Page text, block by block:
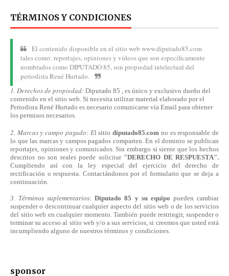
TÉRMINOS Y CONDICIONES
El contenido disponible en el sitio web www.diputado85.com
tales como: reportajes, opiniones y vídeos que son específicamente
nombrados como DIPUTADO 85, son propiedad intelectual del
periodista René Hurtado.
1. Derechos de propiedad: Diputado 85 , es único y exclusivo dueño del
contenido en el sitio web. Si necesita utilizar material elaborado por el
Periodista René Hurtado es necesario comunicarse vía Email para obtener
los permisos necesarios.
2. Marcas y campo pagado: El sitiodiputado85.com no es responsable de
lo que las marcas y campos pagados comparten. En el dominio se publican
reportajes, opiniones y comunicados. Sin embargo si siente que los hechos
descritos no son reales puede solicitar "DERECHO DE RESPUESTA".
Cumpliendo asícon la ley especial del ejercicio del derecho de
rectificación o respuesta. Contactándonospor el formulario que se deja a
continuación.
3. Términos suplementarios:Diputado 85 y su equipo pueden cambiar
suspender o descontinuar cualquier aspecto del sitio web o de los servicios
del sitio web en cualquier momento. También puede restringir, suspender o
terminar su acceso al sitio web y/o a sus servicios, si creemos que usted está
incumpliendo alguno de nuestros términos y condiciones.
sponsor